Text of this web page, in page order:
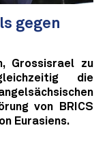
gegen
Grossisrael zu
die
von BRICS
Eurasiens.